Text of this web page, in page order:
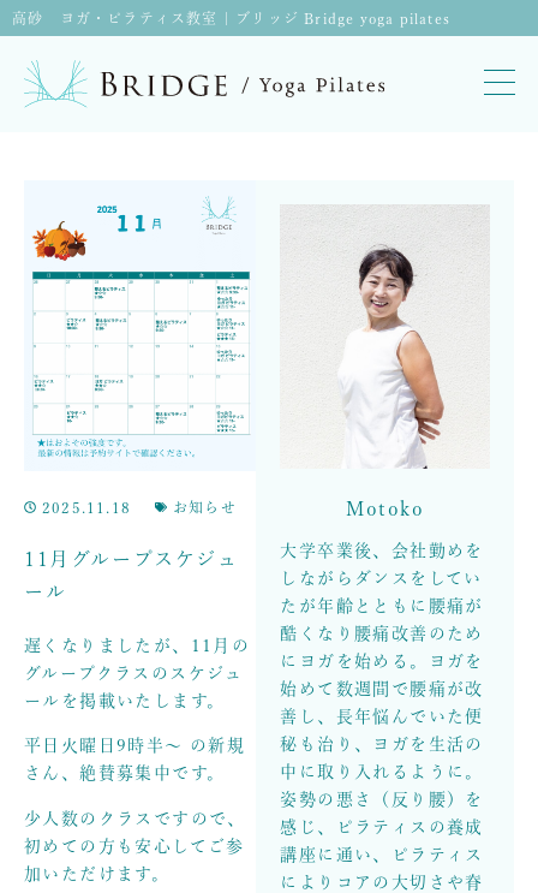
高砂 ヨガ・ピラティス教室 | ブリッジ Bridge yoga pilates
2025.11.18 お知らせ
11月グループスケジュ
ール
遅くなりましたが、11月の
グループクラスのスケジュ
ールを掲載いたします。
平日火曜日9時半〜 の新規
さん、絶賛募集中です。
少人数のクラスですので、
初めての方も安心してご参
加いただけます。
Motoko
大学卒業後、会社勤めを
しながらダンスをしてい
たが年齢とともに腰痛が
酷くなり腰痛改善のため
にヨガを始める。ヨガを
始めて数週間で腰痛が改
善し、長年悩んでいた便
秘も治り、ヨガを生活の
中に取り入れるように。
姿勢の悪さ（反り腰）を
感じ、ピラティスの養成
講座に通い、ピラティス
によりコアの大切さや脊